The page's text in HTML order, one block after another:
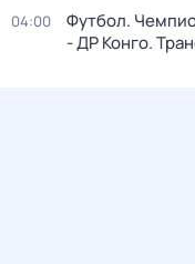
04:00
Футбол.
- ДР Конго.